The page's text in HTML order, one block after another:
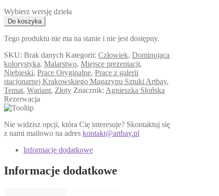
Wybierz wersję dzieła
Tego produktu nie ma na stanie i nie jest dostępny.
SKU: Brak danych Kategorii: Człowiek, Dominująca
kolorystyka, Malarstwo, Miejsce prezentacji,
Niebieski, Prace Oryginalne, Prace z galerii
stacjonarnej Krakowskiego Magazynu Sztuki Artbay,
Temat, Wariant, Złoty Znacznik: Agnieszka Słońska
Rezerwacja
Nie widzisz opcji, która Cię interesuje? Skontaktuj się
z nami mailowo na adres kontakt@artbay.pl
Informacje dodatkowe
Informacje dodatkowe